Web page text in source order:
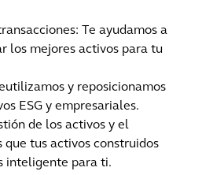
Te ayudamos a
los mejores activos para tu
y reposicionamos
ESG y empresariales.
de los activos y el
que tus activos construidos
inteligente para ti.